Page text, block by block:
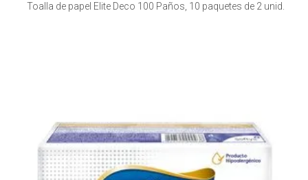
Toalla de papel Elite Deco 100 Paños, 10 paquetes de 2 unid.